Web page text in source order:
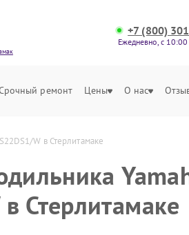
+7 (800)
Ежедневно, с
ремонт Цены О нас
W в Стерлитамаке
Стерлитамаке